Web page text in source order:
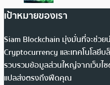
เป้าหมายของเรา
Siam Blockchain มุ่งมั่นที่จะช่วย
Cryptocurrency และเทคโนโลยี
รวบรวมข้อมูลส่วนใหญ่จากเว็บไซ
แปลส่งตรงถึงฟีดคุณ